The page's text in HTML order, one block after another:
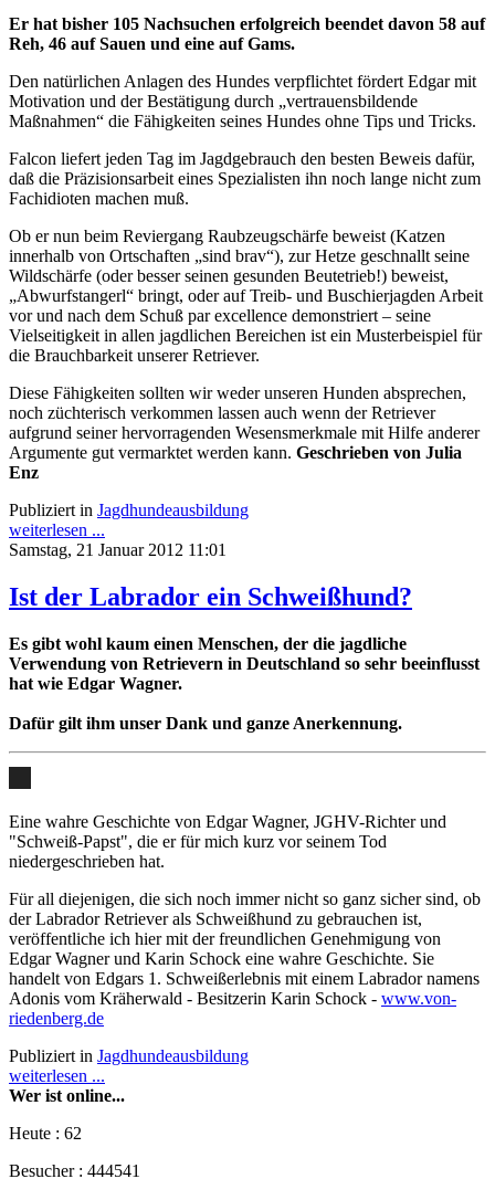
Er hat bisher 105 Nachsuchen erfolgreich beendet davon 58 auf
Reh, 46 auf Sauen und eine auf Gams.
Den natürlichen Anlagen des Hundes verpflichtet fördert Edgar mit
Motivation und der Bestätigung durch „vertrauensbildende
Maßnahmen“ die Fähigkeiten seines Hundes ohne Tips und Tricks.
Falcon liefert jeden Tag im Jagdgebrauch den besten Beweis dafür,
daß die Präzisionsarbeit eines Spezialisten ihn noch lange nicht zum
Fachidioten machen muß.
Ob er nun beim Reviergang Raubzeugschärfe beweist (Katzen
innerhalb von Ortschaften „sind brav“), zur Hetze geschnallt seine
Wildschärfe (oder besser seinen gesunden Beutetrieb!) beweist,
„Abwurfstangerl“ bringt, oder auf Treib- und Buschierjagden Arbeit
vor und nach dem Schuß par excellence demonstriert – seine
Vielseitigkeit in allen jagdlichen Bereichen ist ein Musterbeispiel für
die Brauchbarkeit unserer Retriever.
Diese Fähigkeiten sollten wir weder unseren Hunden absprechen,
noch züchterisch verkommen lassen auch wenn der Retriever
aufgrund seiner hervorragenden Wesensmerkmale mit Hilfe anderer
Argumente gut vermarktet werden kann. Geschrieben von Julia
Enz
Publiziert in Jagdhundeausbildung
weiterlesen ...
Samstag, 21 Januar 2012 11:01
Ist der Labrador ein Schweißhund?
Es gibt wohl kaum einen Menschen, der die jagdliche
Verwendung von Retrievern in Deutschland so sehr beeinflusst
hat wie Edgar Wagner.
Dafür gilt ihm unser Dank und ganze Anerkennung.
Eine wahre Geschichte von Edgar Wagner, JGHV-Richter und
"Schweiß-Papst", die er für mich kurz vor seinem Tod
niedergeschrieben hat.
Für all diejenigen, die sich noch immer nicht so ganz sicher sind, ob
der Labrador Retriever als Schweißhund zu gebrauchen ist,
veröffentliche ich hier mit der freundlichen Genehmigung von
Edgar Wagner und Karin Schock eine wahre Geschichte. Sie
handelt von Edgars 1. Schweißerlebnis mit einem Labrador namens
Adonis vom Kräherwald - Besitzerin Karin Schock - www.von-
riedenberg.de
Publiziert in Jagdhundeausbildung
weiterlesen ...
Wer ist online...
Heute : 62
Besucher : 444541